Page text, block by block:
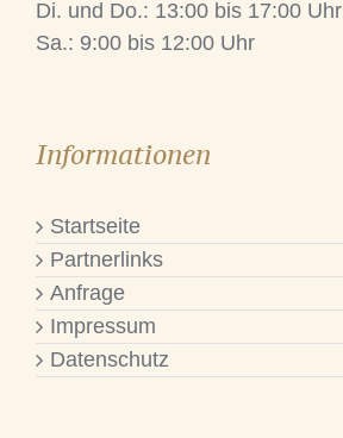
Di. und Do.: 13:00 bis 17:00 Uhr
Sa.: 9:00 bis 12:00 Uhr
Informationen
Startseite
Partnerlinks
Anfrage
Impressum
Datenschutz